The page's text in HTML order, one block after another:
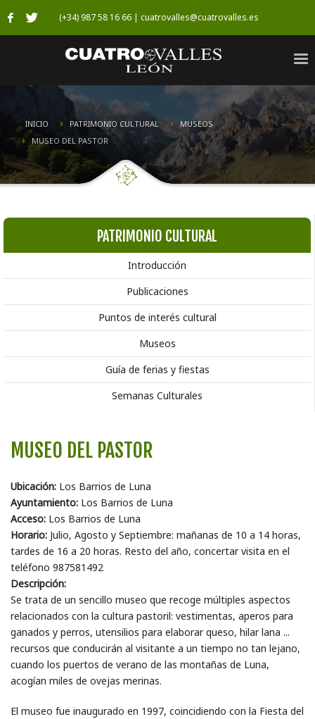
(+34) 987 58 16 66 | cuatrovalles@cuatrovalles.es
INICIO PATRIMONIO CULTURAL
MUSEOS
MUSEO DEL PASTOR
PATRIMONIO CULTURAL
Introducción
Publicaciones
Puntos de interés cultural
Museos
Guía de ferias y fiestas
Semanas Culturales
MUSEO DEL PASTOR
Ubicación: Los Barrios de Luna
Ayuntamiento: Los Barrios de Luna
Acceso: Los Barrios de Luna
Horario: Julio, Agosto y Septiembre: mañanas de 10 a 14 horas,
tardes de 16 a 20 horas. Resto del año, concertar visita en el
teléfono 987581492
Descripción:
Se trata de un sencillo museo que recoge múltiples aspectos
relacionados con la cultura pastoril: vestimentas, aperos para
ganados y perros, utensilios para elaborar queso, hilar lana ...
recursos que conducirán al visitante a un tiempo no tan lejano,
cuando los puertos de verano de las montañas de Luna,
acogían miles de ovejas merinas.
El museo fue inaugurado en 1997, coincidiendo con la Fiesta del